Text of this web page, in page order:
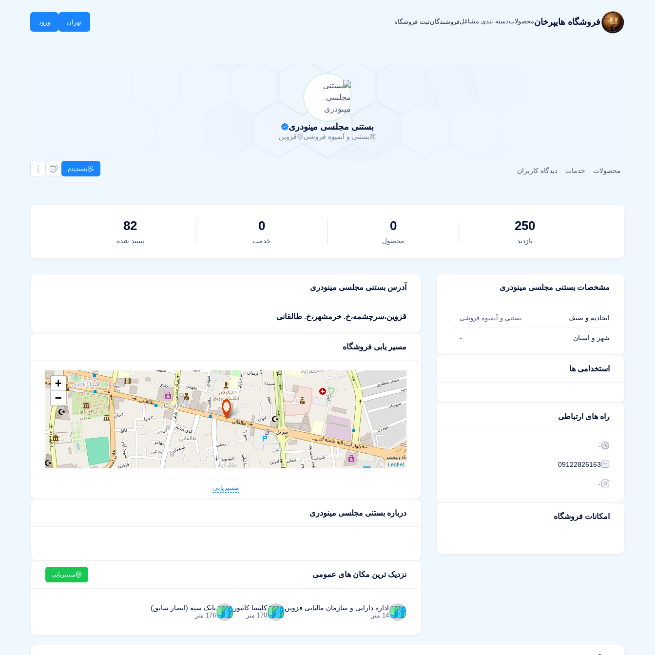
فروشگاه هایپرخانمحصولاتدسته بندی مشاغلفروشندگانثبت فروشگاه تهران ورود
بستنی مجلسی مینودری
بستنی و آبمیوه فروشی قزوین
محصولات خدمات دیدگاه کاربران پسندیدم
250
بازدید
0
محصول
0
خدمت
82
پسند شده
مشخصات بستنی مجلسی مینودری
اتحادیه و صنف بستنی و آبمیوه فروشی
شهر و استان -
استخدامی ها
راه های ارتباطی
-
09122826163
-
امکانات فروشگاه
آدرس بستنی مجلسی مینودری
قزوین،سرچشمه،خ. خرمشهر،خ. طالقانی
مسیر یابی فروشگاه
+
−
Leaflet
مسیریابی
درباره بستنی مجلسی مینودری
نزدیک ترین مکان های عمومی مسیریابی
اداره دارایی و سازمان مالیاتی قزوین
14 متر
کلیسا کانتور
170 متر
بانک سپه (انصار سابق)
176 متر